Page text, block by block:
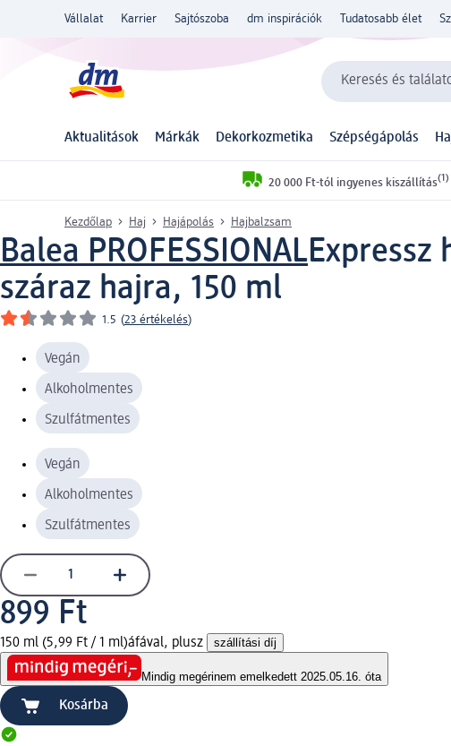
Vállalat Karrier Sajtószoba dm inspirációk Tudatosabb élet
Keresés és
Aktualitások Márkák Dekorkozmetika Szépségápolás
20 000 Ft-tól ingyenes kiszállítás(1)
Kezdőlap Haj Hajápolás Hajbalzsam
Balea PROFESSIONALExpressz
száraz hajra, 150 ml
1.5 (23 értékelés)
Vegán
Alkoholmentes
Szulfátmentes
Vegán
Alkoholmentes
Szulfátmentes
899 Ft
150 ml (5,99 Ft / 1 ml)áfával, plusz szállítási díj
Mindig megérinem emelkedett 2025.05.16. óta
Kosárba